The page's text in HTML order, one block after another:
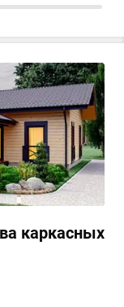
каркасных